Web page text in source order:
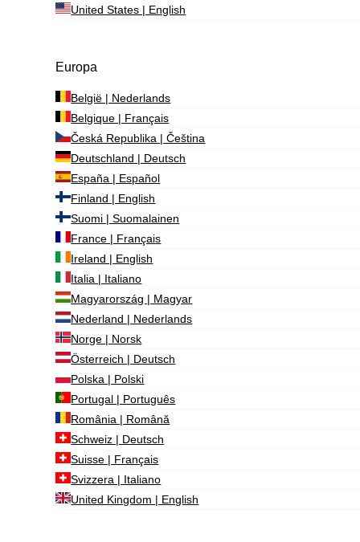
United States | English
Europa
België | Nederlands
Belgique | Français
Česká Republika | Čeština
Deutschland | Deutsch
España | Español
Finland | English
Suomi | Suomalainen
France | Français
Ireland | English
Italia | Italiano
Magyarország | Magyar
Nederland | Nederlands
Norge | Norsk
Österreich | Deutsch
Polska | Polski
Portugal | Português
România | Română
Schweiz | Deutsch
Suisse | Français
Svizzera | Italiano
United Kingdom | English